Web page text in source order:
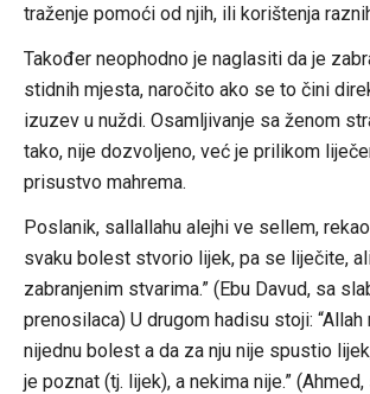
traženje pomoći od njih, ili korištenja
Također neophodno je naglasiti da je
stidnih mjesta, naročito ako se to čini
izuzev u nuždi. Osamljivanje sa ženom
tako, nije dozvoljeno, već je prilikom
prisustvo mahrema.
Poslanik, sallallahu alejhi ve sellem, rekao
svaku bolest stvorio lijek, pa se liječite,
zabranjenim stvarima.” (Ebu Davud, sa
prenosilaca) U drugom hadisu stoji:
nijednu bolest a da za nju nije spustio
je poznat (tj. lijek), a nekima nije.”